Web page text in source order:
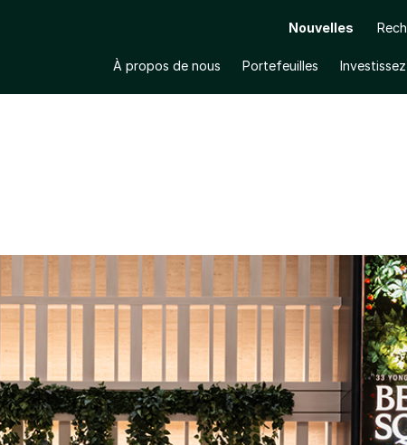
Nouvelles
À propos de nous Ouvrir le sous-menu
Portefeuilles Ouvrir le sous-